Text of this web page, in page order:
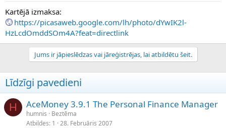
Kartējā izmaksa:
https://picasaweb.google.com/lh/photo/dYwIK2l-
HzLcdOmddSOm4A?feat=directlink
Jums ir jāpieslēdzas vai jāreģistrējas, lai atbildētu šeit.
Līdzīgi pavedieni
H AceMoney 3.9.1 The Personal Finance Manager
humnis
Beztēma
Atbildes 1 28. Februāris 2007